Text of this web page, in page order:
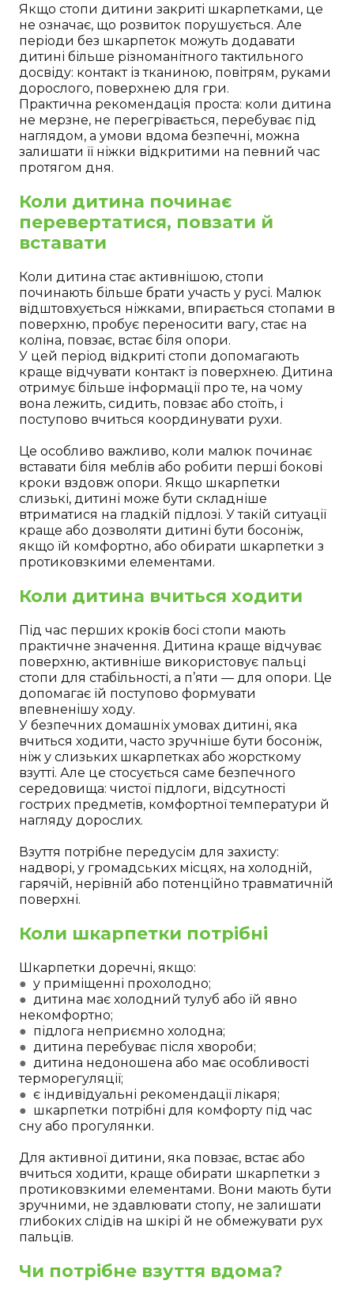
Якщо стопи дитини закриті шкарпетками, це
не означає, що розвиток порушується. Але
періоди без шкарпеток можуть додавати
дитині більше різноманітного тактильного
досвіду: контакт із тканиною, повітрям, руками
дорослого, поверхнею для гри.
Практична рекомендація проста: коли дитина
не мерзне, не перегрівається, перебуває під
наглядом, а умови вдома безпечні, можна
залишати її ніжки відкритими на певний час
протягом дня.
Коли дитина починає
перевертатися, повзати й
вставати
Коли дитина стає активнішою, стопи
починають більше брати участь у русі. Малюк
відштовхується ніжками, впирається стопами в
поверхню, пробує переносити вагу, стає на
коліна, повзає, встає біля опори.
У цей період відкриті стопи допомагають
краще відчувати контакт із поверхнею. Дитина
отримує більше інформації про те, на чому
вона лежить, сидить, повзає або стоїть, і
поступово вчиться координувати рухи.
Це особливо важливо, коли малюк починає
вставати біля меблів або робити перші бокові
кроки вздовж опори. Якщо шкарпетки
слизькі, дитині може бути складніше
втриматися на гладкій підлозі. У такій ситуації
краще або дозволяти дитині бути босоніж,
якщо їй комфортно, або обирати шкарпетки з
протиковзкими елементами.
Коли дитина вчиться ходити
Під час перших кроків босі стопи мають
практичне значення. Дитина краще відчуває
поверхню, активніше використовує пальці
стопи для стабільності, а п’яти — для опори. Це
допомагає їй поступово формувати
впевненішу ходу.
У безпечних домашніх умовах дитині, яка
вчиться ходити, часто зручніше бути босоніж,
ніж у слизьких шкарпетках або жорсткому
взутті. Але це стосується саме безпечного
середовища: чистої підлоги, відсутності
гострих предметів, комфортної температури й
нагляду дорослих.
Взуття потрібне передусім для захисту:
надворі, у громадських місцях, на холодній,
гарячій, нерівній або потенційно травматичній
поверхні.
Коли шкарпетки потрібні
Шкарпетки доречні, якщо:
● у приміщенні прохолодно;
● дитина має холодний тулуб або їй явно
некомфортно;
● підлога неприємно холодна;
● дитина перебуває після хвороби;
● дитина недоношена або має особливості
терморегуляції;
● є індивідуальні рекомендації лікаря;
● шкарпетки потрібні для комфорту під час
сну або прогулянки.
Для активної дитини, яка повзає, встає або
вчиться ходити, краще обирати шкарпетки з
протиковзкими елементами. Вони мають бути
зручними, не здавлювати стопу, не залишати
глибоких слідів на шкірі й не обмежувати рух
пальців.
Чи потрібне взуття вдома?